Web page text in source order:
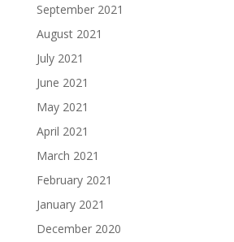
September 2021
August 2021
July 2021
June 2021
May 2021
April 2021
March 2021
February 2021
January 2021
December 2020